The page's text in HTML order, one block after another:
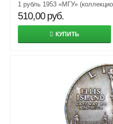
1 рубль 1953 «МГУ»
510,00 руб.
КУПИТЬ